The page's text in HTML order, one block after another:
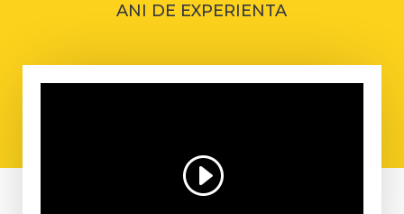
ANI DE EXPERIENTA